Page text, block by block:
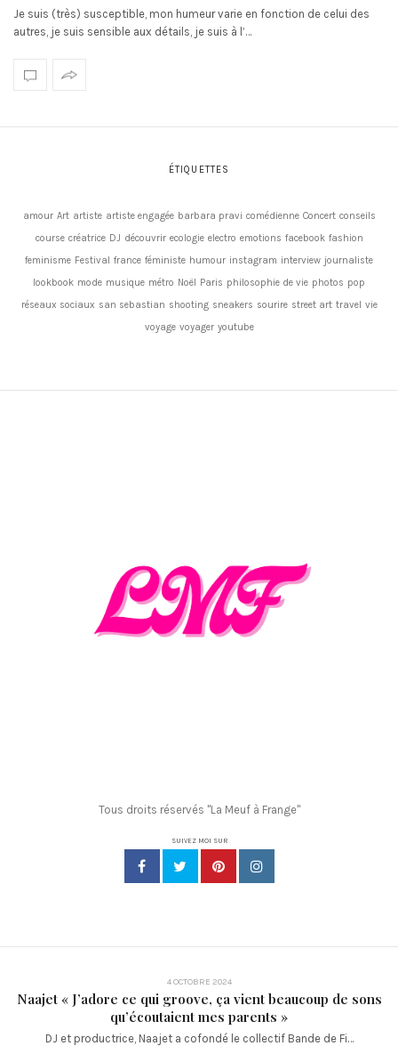
Je suis (très) susceptible, mon humeur varie en fonction de celui des
autres, je suis sensible aux détails, je suis à l’…
ÉTIQUETTES
amour Art artiste artiste engagée barbara pravi comédienne Concert conseils
course créatrice DJ découvrir ecologie electro emotions facebook fashion
feminisme Festival france féministe humour instagram interview journaliste
lookbook mode musique métro Noël Paris philosophie de vie photos pop
réseaux sociaux san sebastian shooting sneakers sourire street art travel vie
voyage voyager youtube
Tous droits réservés "La Meuf à Frange"
SUIVEZ MOI SUR
4 OCTOBRE 2024
Naajet « J’adore ce qui groove, ça vient beaucoup de sons
qu’écoutaient mes parents »
DJ et productrice, Naajet a cofondé le collectif Bande de Fi…